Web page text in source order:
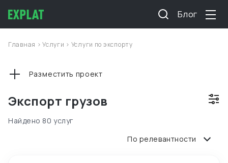
Блог
Главная >Услуги > Услуги по экспорту
Экспорт грузов
Разместить проект
Найдено 80 услуг
По релевантности